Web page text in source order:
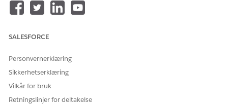
sporingen hindrer dobbeltbestilling av enheter på tvers av
steder og automatiserer samsvarsrevisjoner.
Behandle beholdningstall med aktivumstatustilordninger
for produktelementer for å spore antall detaljerte
beholdninger automatisk uten manuell dataregistrering.
Når et maskinvareaktivum gjennomgår en
livssyklusendring, oppdaterer systemet umiddelbart
delstatsbaserte mengdefelt i sin relaterte
SALESFORCE
Personvernerklæring
Sikkerhetserklæring
Vilkår for bruk
Retningslinjer for deltakelse